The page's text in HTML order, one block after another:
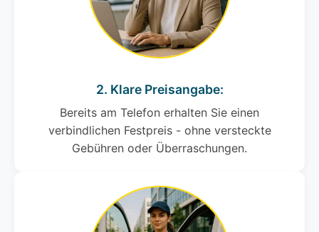
2. Klare Preisangabe:
Bereits am Telefon erhalten Sie einen
verbindlichen Festpreis - ohne versteckte
Gebühren oder Überraschungen.